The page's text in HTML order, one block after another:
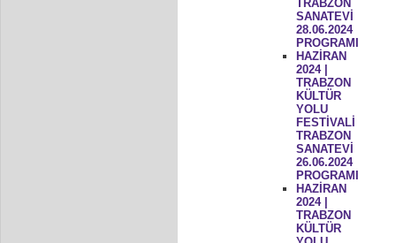
TRABZON
SANATEVİ
28.06.2024
PROGRAMI
HAZİRAN
2024 |
TRABZON
KÜLTÜR
YOLU
FESTİVALİ
TRABZON
SANATEVİ
26.06.2024
PROGRAMI
HAZİRAN
2024 |
TRABZON
KÜLTÜR